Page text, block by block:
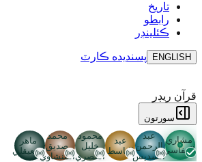
تاريخ
رابطو
ڪئلينڊر
ENGLISH پسنديده ڪارٽ
قرآن ريڊر
سورتون
مشاري
العفاسي
عبد
الرحمن
السديس
عبد
الباسط
محمود
خليل
الحصري
محمد
صديق
المنشاوي
ماهر
المعيقلي